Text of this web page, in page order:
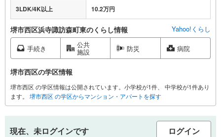
3LDK/4K以上 10.2万円
堺市西区浜寺諏訪森町東のくらし情報 Yahoo!くらし
手続き 公共
施設 防災 病院
堺市西区の学区情報
堺市西区 の学区情報は公開されています。小学校が1件、 中学校が1件あり
ます。
堺市西区 の学区からマンション・アパートを探す
現在、未ログインです ログイン